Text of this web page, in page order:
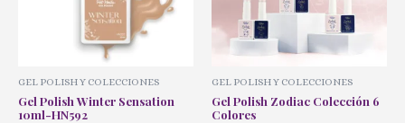
GEL POLISH Y COLECCIONES
Gel Polish Winter Sensation
10ml-HN592
GEL POLISH Y COLECCIONES
Gel Polish Zodiac Colección 6
Colores